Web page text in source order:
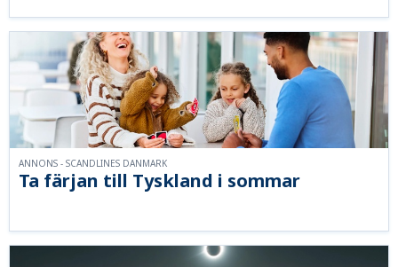
Ta färjan till Tyskland i sommar
ANNONS - SCANDLINES DANMARK